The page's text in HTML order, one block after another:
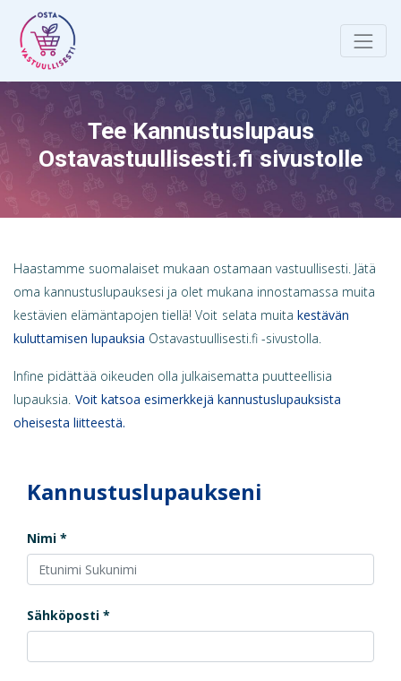
Tee Kannustuslupaus
Ostavastuullisesti.fi sivustolle
Haastamme suomalaiset mukaan ostamaan vastuullisesti. Jätä
oma kannustuslupauksesi ja olet mukana innostamassa muita
kestävien elämäntapojen tiellä! Voit selata muita kestävän
kuluttamisen lupauksia Ostavastuullisesti.fi -sivustolla.
Infine pidättää oikeuden olla julkaisematta puutteellisia
lupauksia. Voit katsoa esimerkkejä kannustuslupauksista
oheisesta liitteestä.
Kannustuslupaukseni
Nimi
Sähköposti